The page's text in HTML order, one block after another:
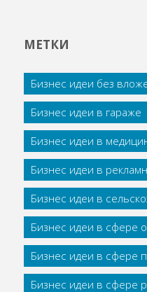
МЕТКИ
Бизнес идеи без
Бизнес идеи в гараже
Бизнес идеи в
Бизнес идеи в
Бизнес идеи в
Бизнес идеи в сфере
Бизнес идеи в сфере
Бизнес идеи в сфере